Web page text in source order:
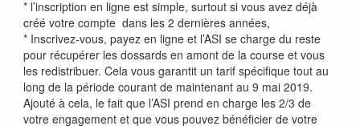
* l’inscription en ligne est simple, surtout si vous avez déjà
créé votre compte dans les 2 dernières années,
* Inscrivez-vous, payez en ligne et l’ASI se charge du reste
pour récupérer les dossards en amont de la course et vous
les redistribuer. Cela vous garantit un tarif spécifique tout au
long de la période courant de maintenant au 9 mai 2019.
Ajouté à cela, le fait que l’ASI prend en charge les 2/3 de
votre engagement et que vous pouvez bénéficier de votre